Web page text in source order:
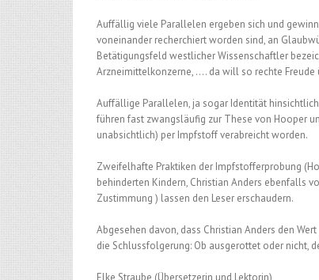
Auffällig viele Parallelen ergeben sich und
voneinander recherchiert worden sind, an
Betätigungsfeld westlicher Wissenschaftler
Arzneimittelkonzerne, …. da will so rechte
Auffällige Parallelen, ja sogar Identität
führen fast zwangsläufig zur These von Hooper
unabsichtlich) per Impfstoff verabreicht worden.
Zweifelhafte Praktiken der Impfstofferprobung
behinderten Kindern, Christian Anders ebenfalls
Zustimmung ) lassen den Leser erschaudern.
Abgesehen davon, dass Christian Anders den
die Schlussfolgerung: Ob ausgerottet oder nicht,
Elke Straube (Übersetzerin und Lektorin)